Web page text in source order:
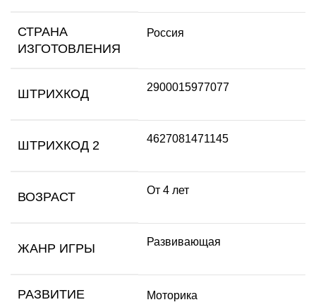
СТРАНА
ИЗГОТОВЛЕНИЯ
Россия
ШТРИХКОД 2900015977077
ШТРИХКОД 2 4627081471145
ВОЗРАСТ От 4 лет
ЖАНР ИГРЫ Развивающая
РАЗВИТИЕ
Моторика